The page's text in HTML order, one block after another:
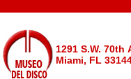
1291 S.W. 70th
Miami, FL